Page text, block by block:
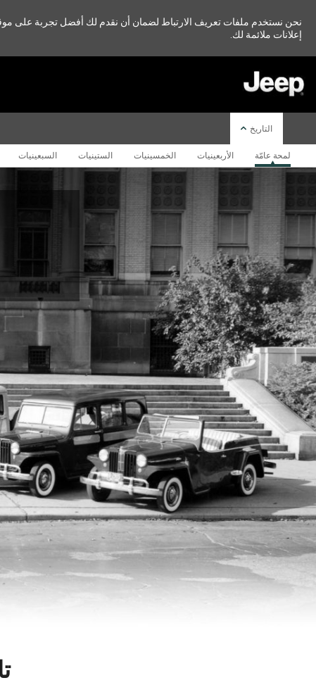
نحن نستخدم ملفات تعريف الارتباط لضمان أن نقدم لك أفضل تجربة على
إعلانات ملائمة لك.
SKIP TO
MAIN
CONTENT
التاريخ
لمحة عامّة الأربعينيات الخمسينيات الستينيات السبعينيات